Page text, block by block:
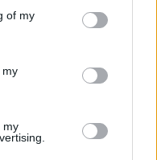
of my
my
my
SZERZŐTŐL
szabott: legfeljebb
elektromos autók
a 100 ezres